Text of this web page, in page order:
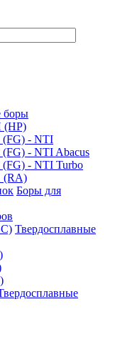
боры
(HP)
(FG) - NTI
- NTI Abacus
- NTI Turbo
(RA)
Боры для
Твердосплавные